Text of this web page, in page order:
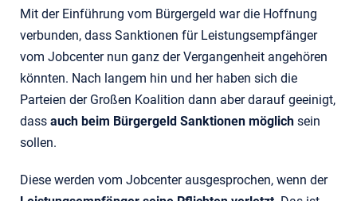
Mit der Einführung vom Bürgergeld war die Hoffnung
verbunden, dass Sanktionen für Leistungsempfänger
vom Jobcenter nun ganz der Vergangenheit angehören
könnten. Nach langem hin und her haben sich die
Parteien der Großen Koalition dann aber darauf geeinigt,
dass auch beim Bürgergeld Sanktionen möglich sein
sollen.
Diese werden vom Jobcenter ausgesprochen, wenn der